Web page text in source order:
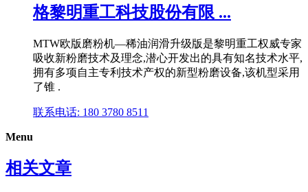
格黎明重工科技股份有限 ...
MTW欧版磨粉机—稀油润滑升级版是黎明重工权威专家
吸收新粉磨技术及理念,潜心开发出的具有知名技术水平,
拥有多项自主专利技术产权的新型粉磨设备,该机型采用
了锥 .
联系电话: 180 3780 8511
Menu
相关文章